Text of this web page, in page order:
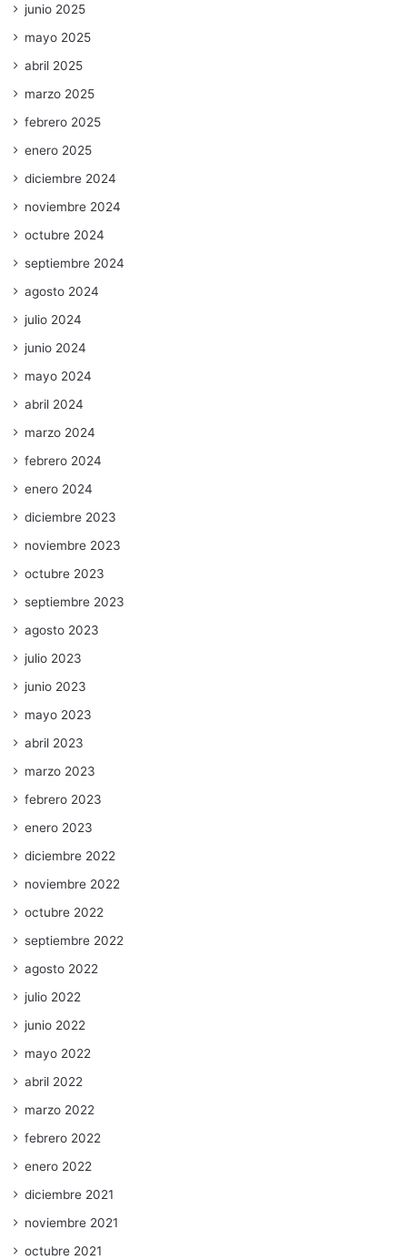
junio 2025
mayo 2025
abril 2025
marzo 2025
febrero 2025
enero 2025
diciembre 2024
noviembre 2024
octubre 2024
septiembre 2024
agosto 2024
julio 2024
junio 2024
mayo 2024
abril 2024
marzo 2024
febrero 2024
enero 2024
diciembre 2023
noviembre 2023
octubre 2023
septiembre 2023
agosto 2023
julio 2023
junio 2023
mayo 2023
abril 2023
marzo 2023
febrero 2023
enero 2023
diciembre 2022
noviembre 2022
octubre 2022
septiembre 2022
agosto 2022
julio 2022
junio 2022
mayo 2022
abril 2022
marzo 2022
febrero 2022
enero 2022
diciembre 2021
noviembre 2021
octubre 2021